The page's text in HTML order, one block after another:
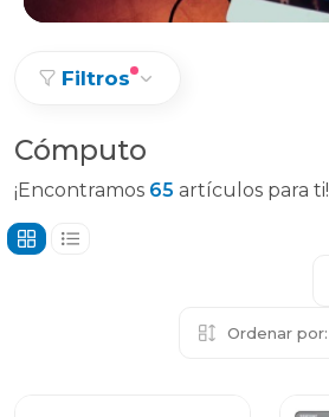
Filtros
Cómputo
¡Encontramos 65 artículos para ti!
Ordenar por: